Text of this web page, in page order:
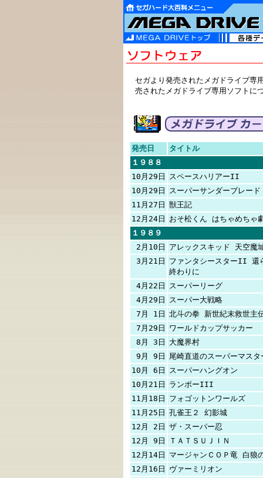
セガより発売されたメガドライブ専
売されたメガドライブ専用ソフトに
発売日
タイトル
１９８８
10月29日
スペースハリアーII
10月29日
スーパーサンダーブレード
11月27日 獣王記
12月24日
おそ松くん はちゃめちゃ
１９８９
2月10日
アレックスキッド 天空魔
3月21日
ファンタシースターII 還
終わりに
4月22日
スーパーリーグ
4月29日
スーパー大戦略
7月 1日 北斗の拳 新世紀末救世主
7月29日
ワールドカップサッカー
8月 3日
大魔界村
9月 9日
尾崎直道のスーパーマスタ
10月 6日
スーパーハングオン
10月21日
ランボーIII
11月18日
フォゴットンワールズ
11月25日 孔雀王２ 幻影城
12月 2日 ザ・スーパー忍
12月 9日
ＴＡＴＳＵＪＩＮ
12月14日
マージャンＣＯＰ竜 白狼
12月16日
ヴァーミリオン